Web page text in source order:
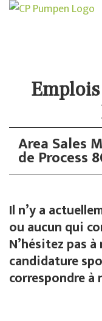
Area Sales
de Process
Il n’y a
ou aucun qui
N’hésitez pas
candidature
correspondre